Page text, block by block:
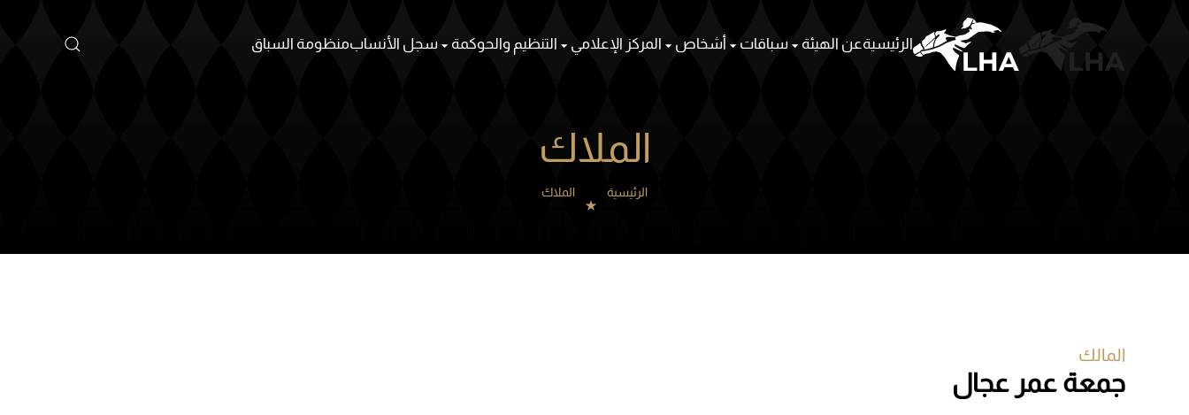
Skip to main content الرئيسيةعن الهيئة سباقات أشخاص المركز الإعلامي التنظيم والحوكمة سجل الأنسابمنظومة السباق
الملاك
الرئيسية الملاك
المالك
جمعة عمر عجال